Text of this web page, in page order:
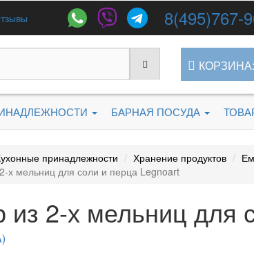
8(495)767-
КОРЗИНА:
БАРНАЯ ПОСУДА
принадлежности Хранение продуктов
х мельниц для соли и перца Legnoart
из 2-х мельниц для